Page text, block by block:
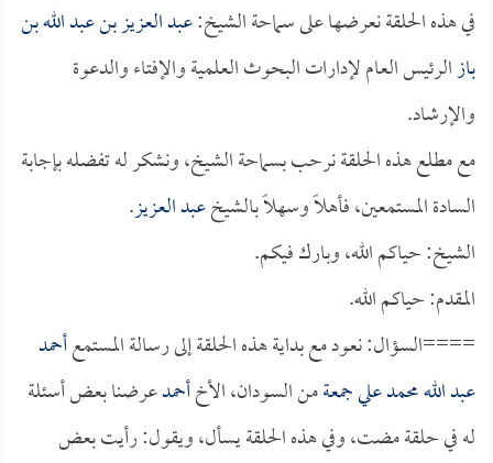
في هذه الحلقة نعرضها على سماحة الشيخ:عبد العزيز بن عبد الله بن
بازالرئيس العام لإدارات البحوث العلمية والإفتاء والدعوة
والإرشاد.
مع مطلع هذه الحلقة نرحب بسماحة الشيخ، ونشكر له تفضله بإجابة
السادة المستمعين، فأهلاً وسهلاً بالشيخعبد العزيز.
الشيخ: حياكم الله، وبارك فيكم.
المقدم: حياكم الله.
====السؤال: نعود مع بداية هذه الحلقة إلى رسالة المستمعأحمد
عبد الله محمد علي جمعةمن السودان، الأخأحمدعرضنا بعض أسئلة
له في حلقة مضت، وفي هذه الحلقة يسأل، ويقول: رأيت بعض